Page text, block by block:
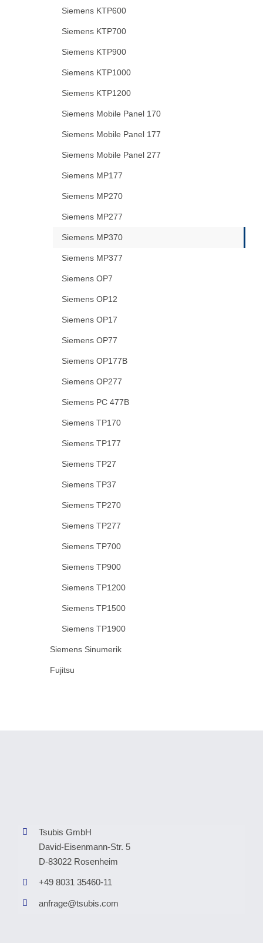
Siemens KTP600
Siemens KTP700
Siemens KTP900
Siemens KTP1000
Siemens KTP1200
Siemens Mobile Panel 170
Siemens Mobile Panel 177
Siemens Mobile Panel 277
Siemens MP177
Siemens MP270
Siemens MP277
Siemens MP370
Siemens MP377
Siemens OP7
Siemens OP12
Siemens OP17
Siemens OP77
Siemens OP177B
Siemens OP277
Siemens PC 477B
Siemens TP170
Siemens TP177
Siemens TP27
Siemens TP37
Siemens TP270
Siemens TP277
Siemens TP700
Siemens TP900
Siemens TP1200
Siemens TP1500
Siemens TP1900
Siemens Sinumerik
Fujitsu
Tsubis GmbH
David-Eisenmann-Str. 5
D-83022 Rosenheim
+49 8031 35460-11
anfrage@tsubis.com